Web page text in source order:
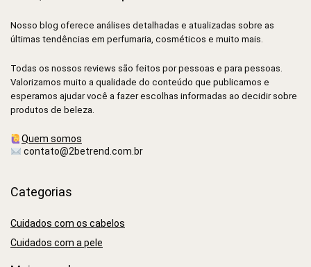
Nosso blog oferece análises detalhadas e atualizadas sobre as
últimas tendências em perfumaria, cosméticos e muito mais.
Todas os nossos reviews são feitos por pessoas e para pessoas.
Valorizamos muito a qualidade do conteúdo que publicamos e
esperamos ajudar você a fazer escolhas informadas ao decidir sobre
produtos de beleza.
Quem somos
contato@2betrend.com.br
Categorias
Cuidados com os cabelos
Cuidados com a pele